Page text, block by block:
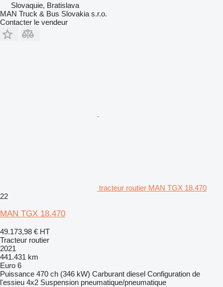
Slovaquie, Bratislava
MAN Truck & Bus Slovakia s.r.o.
Contacter le vendeur
tracteur routier MAN TGX 18.470
22
MAN TGX 18.470
49.173,98 € HT
Tracteur routier
2021
441.431 km
Euro 6
Puissance 470 ch (346 kW) Carburant diesel Configuration de
l'essieu 4x2 Suspension pneumatique/pneumatique